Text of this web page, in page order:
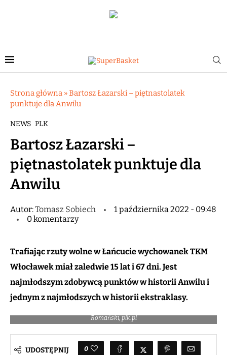
Strona główna »Bartosz Łazarski – piętnastolatek
punktuje dla Anwilu
NEWS PLK
Bartosz Łazarski –
piętnastolatek punktuje dla
Anwilu
Autor:Tomasz Sobiech
1 października 2022 - 09:48
0 komentarzy
Trafiając rzuty wolne w Łańcucie wychowanek TKM
Włocławek miał zaledwie 15 lat i 67 dni. Jest
najmłodszym zdobywcą punktów w historii Anwilu i
jednym z najmłodszych w historii ekstraklasy.
Romański, plk.pl
UDOSTĘPNIJ 0